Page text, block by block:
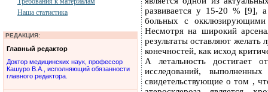
Наша статистика
РЕДАКЦИЯ:
Главный редактор
Доктор медицинских наук, профессор
Кашуро В.А., исполняющий обязанности
главного редактора.
развивается у 15-20 % [9],
больных с окклюзирующими
Несмотря на широкий
результаты оставляют
конечностей, как исход
А летальность
исследований,
свидетельствующие о том ,